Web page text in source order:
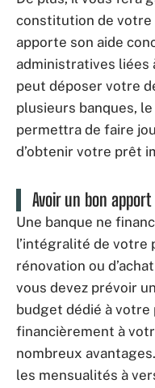
constitution de votre
apporte son aide
administratives liées
peut déposer votre
plusieurs banques,
permettra de faire
d’obtenir votre prêt
Avoir un bon apport
Une banque ne
l’intégralité de votre
rénovation ou
vous devez prévoir
budget dédié à votre
financièrement à
nombreux
les mensualités à